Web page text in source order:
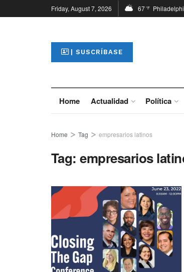
Friday, August 7, 2026 67°F
| SUSCRÍBASE
Home Actualidad Política
Home Tag empresarios latinos
Tag:empresarios